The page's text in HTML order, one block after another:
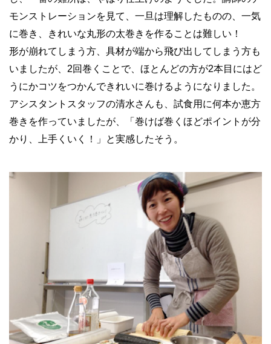
モンストレーションを見て、一旦は理解したものの、一気
に巻き、きれいな丸形の太巻きを作ることは難しい！
形が崩れてしまう方、具材が端から飛び出してしまう方も
いましたが、2回巻くことで、ほとんどの方が2本目にはど
うにかコツをつかんできれいに巻けるようになりました。
アシスタントスタッフの清水さんも、試食用に何本か恵方
巻きを作っていましたが、「巻けば巻くほどポイントが分
かり、上手くいく！」と実感したそう。